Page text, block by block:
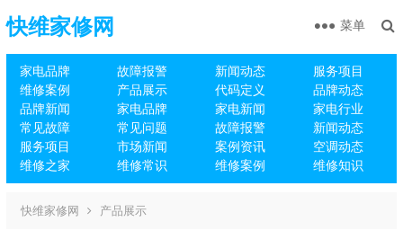
快维家修网
家电品牌 故障报警 新闻动态
服务项目
维修案例
产品展示 代码定义
品牌动态
品牌新闻
家电品牌 家电新闻
家电行业
常见故障
常见问题 故障报警
新闻动态
服务项目
市场新闻 案例资讯
空调动态
维修之家
维修常识 维修案例 维修知识
菜单
快维家修网 产品展示